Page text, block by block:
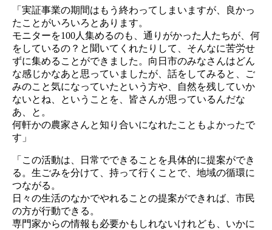
「実証事業の期間はもう終わってしまいますが、良かっ
たことがいろいろとあります。
モニターを100人集めるのも、通りがかった人たちが、何
をしているの？と聞いてくれたりして、そんなに苦労せ
ずに集めることができました。向日市のみなさんはどん
な感じかなあと思っていましたが、話をしてみると、ご
みのこと気になっていたという方や、自然を残していか
ないとね、ということを、皆さんが思っているんだな
あ、と。
何軒かの農家さんと知り合いになれたこともよかったで
す」
「この活動は、日常でできることを具体的に提案ができ
る。生ごみを分けて、持って行くことで、地域の循環に
つながる。
日々の生活のなかでやれることの提案ができれば、市民
の方が行動できる。
専門家からの情報も必要かもしれないけれども、いかに